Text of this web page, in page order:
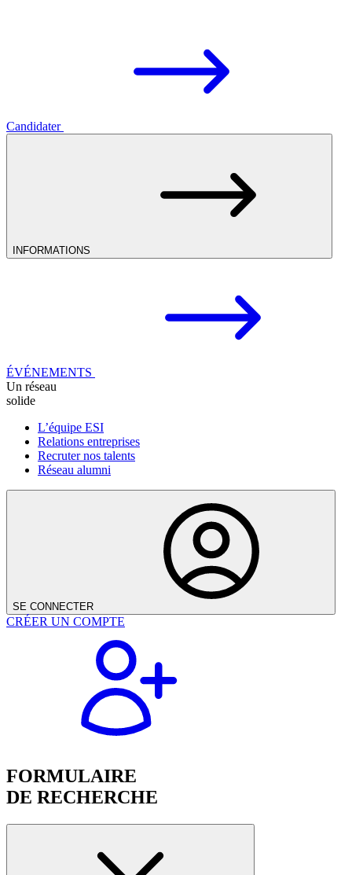
Candidater
INFORMATIONS
ÉVÉNEMENTS
Un réseau
solide
L’équipe ESI
Relations entreprises
Recruter nos talents
Réseau alumni
SE CONNECTER
CRÉER UN COMPTE
FORMULAIRE
DE RECHERCHE